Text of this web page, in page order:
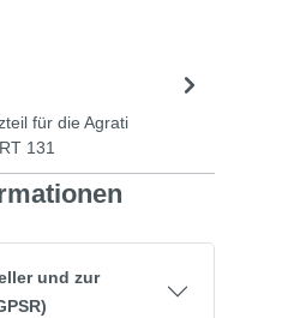
für die Agrati
131
und zur